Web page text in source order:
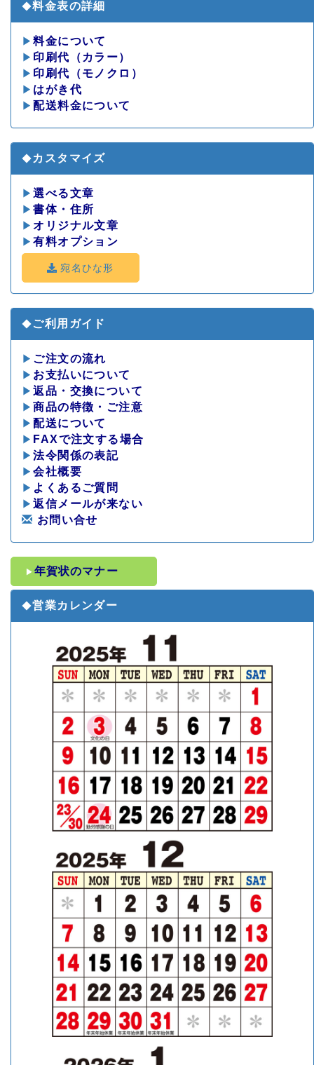
◆料金表の詳細
▶料金について
▶ 印刷代（カラー）
▶ 印刷代（モノクロ）
▶ はがき代
▶配送料金について
◆カスタマイズ
▶選べる文章
▶書体・住所
▶オリジナル文章
▶有料オプション
宛名ひな形
◆ご利用ガイド
▶ ご注文の流れ
▶ お支払いについて
▶返品・交換について
▶商品の特徴・ご注意
▶配送について
▶ FAXで注文する場合
▶法令関係の表記
▶会社概要
▶ よくあるご質問
▶返信メールが来ない
お問い合せ
▶年賀状のマナー
◆営業カレンダー